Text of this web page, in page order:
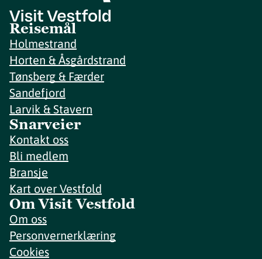
Reisemål
Holmestrand
Horten & Åsgårdstrand
Tønsberg & Færder
Sandefjord
Larvik & Stavern
Snarveier
Kontakt oss
Bli medlem
Bransje
Kart over Vestfold
Om Visit Vestfold
Om oss
Personvernerklæring
Cookies